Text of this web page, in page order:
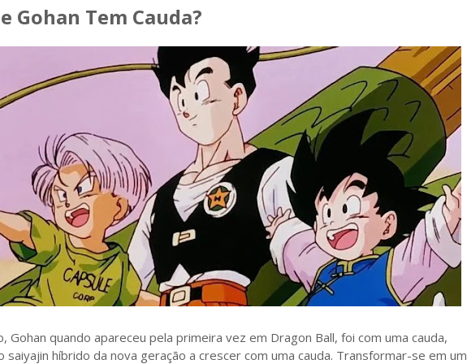
Gohan Tem Cauda?
Gohan quando apareceu pela primeira vez em Dragon Ball, foi com uma cauda,
saiyajin híbrido da nova geração a crescer com uma cauda. Transformar-se em um